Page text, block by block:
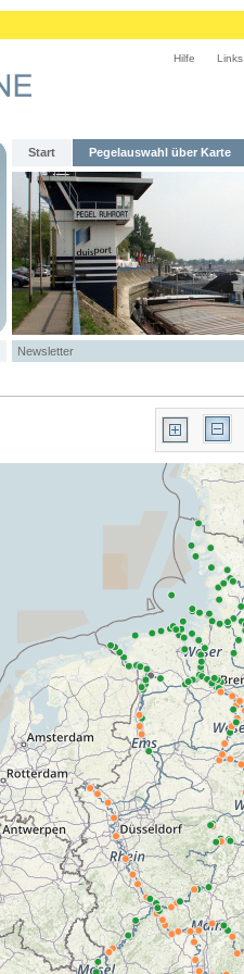
Hilfe Links
Start Pegelauswahl über Karte
Newsletter